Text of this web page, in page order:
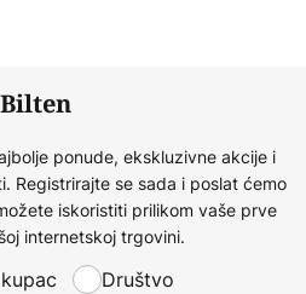
Bilten
ponude, ekskluzivne akcije i
Registrirajte se sada i poslat ćemo
iskoristiti prilikom vaše prve
internetskoj trgovini.
Društvo